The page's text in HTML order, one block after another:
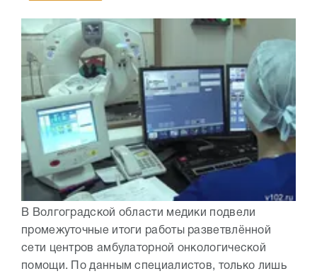
В Волгоградской области медики подвели
промежуточные итоги работы разветвлённой
сети центров амбулаторной онкологической
помощи. По данным специалистов, только лишь